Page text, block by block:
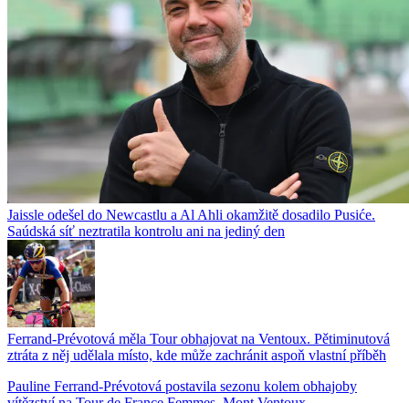
Jaissle odešel do Newcastlu a Al Ahli okamžitě dosadilo Pusiće.
Saúdská síť neztratila kontrolu ani na jediný den
Ferrand-Prévotová měla Tour obhajovat na Ventoux. Pětiminutová
ztráta z něj udělala místo, kde může zachránit aspoň vlastní příběh
Pauline Ferrand-Prévotová postavila sezonu kolem obhajoby